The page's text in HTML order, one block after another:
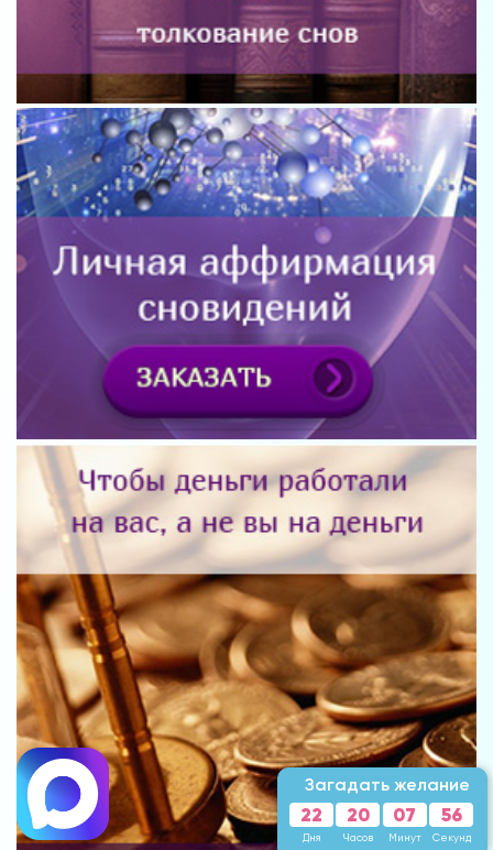
Загадать желание
22
Дня
20
Часов
07
Минут
54
Секунды